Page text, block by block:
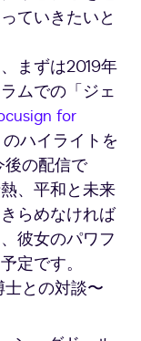
ていきたいと
まずは2019年
ムでの「ジェ
for
ハイライトを
後の配信で
、平和と未来
らめなければ
彼女のパワフ
定です。
との対談〜